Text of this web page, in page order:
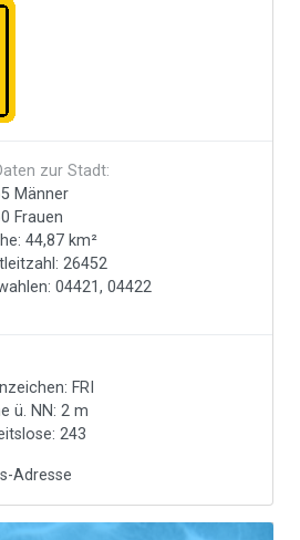
zur Stadt:
Männer
Frauen
44,87 km²
26452
04421, 04422
FRI
ü. NN: 2 m
243
Adresse